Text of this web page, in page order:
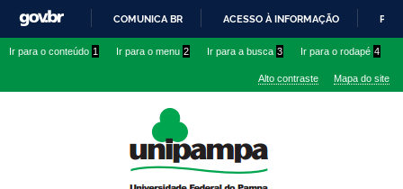
conteúdo
IR
O
COMUNICA BR ACESSO À INFORMAÇÃO
Ir para o conteúdo 1 Ir para o menu 2 Ir para a busca 3 Ir para o rodapé 4
Alto contraste Mapa do site